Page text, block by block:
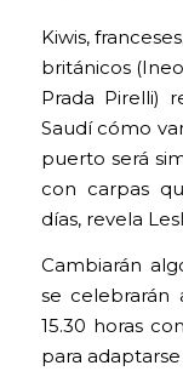
Kiwis,
británicos
Prada Pirelli)
Saudí cómo
puerto será
con carpas
días, revela
Cambiarán
se celebrarán
15.30 horas
para